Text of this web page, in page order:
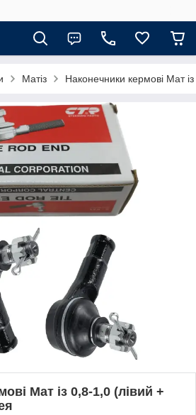
Матіз Наконечники кермові Мат
Мат із 0,8-1,0 (лівий +